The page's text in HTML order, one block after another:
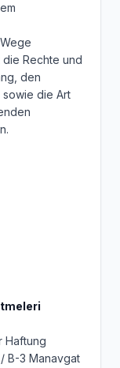
Rechte und
den
die Art
Haftung
/ B-3 Manavgat